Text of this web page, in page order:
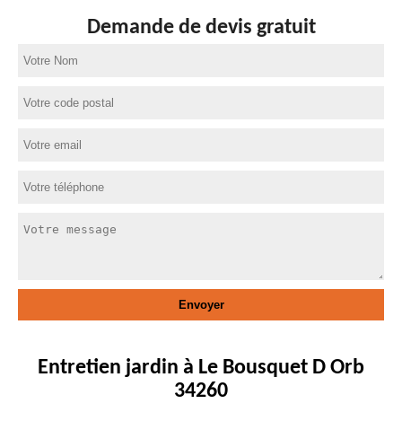
Demande de devis gratuit
Entretien jardin à Le Bousquet D Orb
34260